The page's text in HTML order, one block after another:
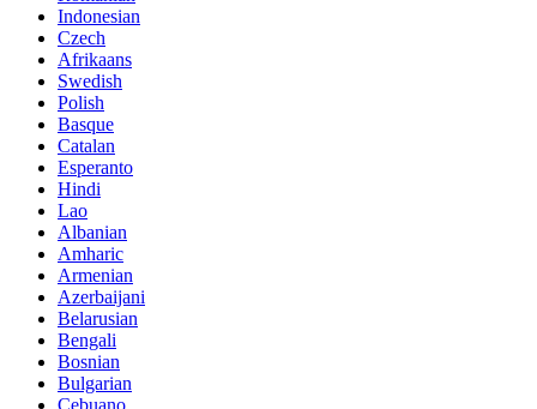
Indonesian
Czech
Afrikaans
Swedish
Polish
Basque
Catalan
Esperanto
Hindi
Lao
Albanian
Amharic
Armenian
Azerbaijani
Belarusian
Bengali
Bosnian
Bulgarian
Cebuano